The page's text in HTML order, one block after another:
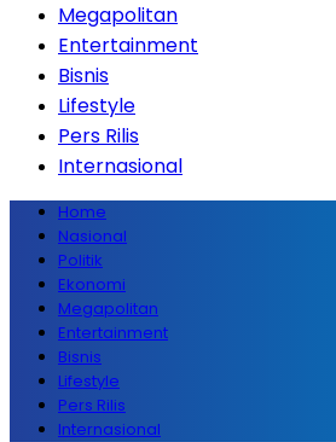
Megapolitan
Entertainment
Bisnis
Lifestyle
Pers Rilis
Internasional
Home
Nasional
Politik
Ekonomi
Megapolitan
Entertainment
Bisnis
Lifestyle
Pers Rilis
Internasional